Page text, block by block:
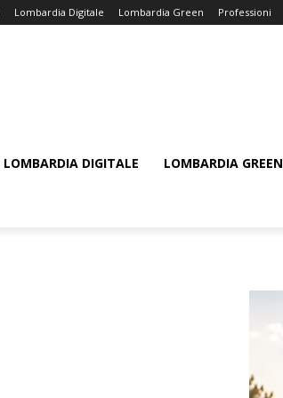
Lombardia Digitale Lombardia Green Professioni
LOMBARDIA DIGITALE LOMBARDIA GREEN